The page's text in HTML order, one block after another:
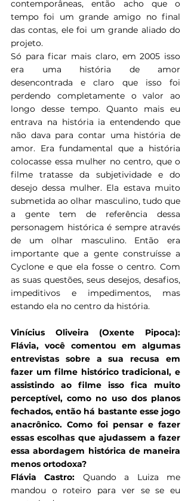
contemporâneas, então acho que o
tempo foi um grande amigo no final
das contas, ele foi um grande aliado do
projeto.
Só para ficar mais claro, em 2005 isso
era uma história de amor
desencontrada e claro que isso foi
perdendo completamente o valor ao
longo desse tempo. Quanto mais eu
entrava na história ia entendendo que
não dava para contar uma história de
amor. Era fundamental que a história
colocasse essa mulher no centro, que o
filme tratasse da subjetividade e do
desejo dessa mulher. Ela estava muito
submetida ao olhar masculino, tudo que
a gente tem de referência dessa
personagem histórica é sempre através
de um olhar masculino. Então era
importante que a gente construísse a
Cyclone e que ela fosse o centro. Com
as suas questões, seus desejos, desafios,
impeditivos e impedimentos, mas
estando ela no centro da história.
Vinícius Oliveira (Oxente Pipoca):
Flávia, você comentou em algumas
entrevistas sobre a sua recusa em
fazer um filme histórico tradicional, e
assistindo ao filme isso fica muito
perceptível, como no uso dos planos
fechados, então há bastante esse jogo
anacrônico. Como foi pensar e fazer
essas escolhas que ajudassem a fazer
essa abordagem histórica de maneira
menos ortodoxa?
Flávia Castro: Quando a Luiza me
mandou o roteiro para ver se se eu